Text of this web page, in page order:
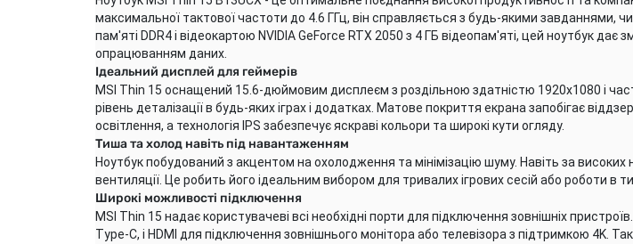
максимальної тактової частоти до 4.6 ГГц, він справляється з будь-якими завданнями,
пам'яті DDR4 і відеокартою NVIDIA GeForce RTX 2050 з 4 ГБ відеопам'яті, цей ноутбук
опрацюванням даних.
Ідеальний дисплей для геймерів
MSI Thin 15 оснащений 15.6-дюймовим дисплеєм з роздільною здатністю 1920x1080 і
рівень деталізації в будь-яких іграх і додатках. Матове покриття екрана запобігає
освітлення, а технологія IPS забезпечує яскраві кольори та широкі кути огляду.
Тиша та холод навіть під навантаженням
Ноутбук побудований з акцентом на охолодження та мінімізацію шуму. Навіть за
вентиляції. Це робить його ідеальним вибором для тривалих ігрових сесій або роботи в
Широкі можливості підключення
MSI Thin 15 надає користувачеві всі необхідні порти для підключення зовнішніх
Type-C, і HDMI для підключення зовнішнього монітора або телевізора з підтримкою 4K.